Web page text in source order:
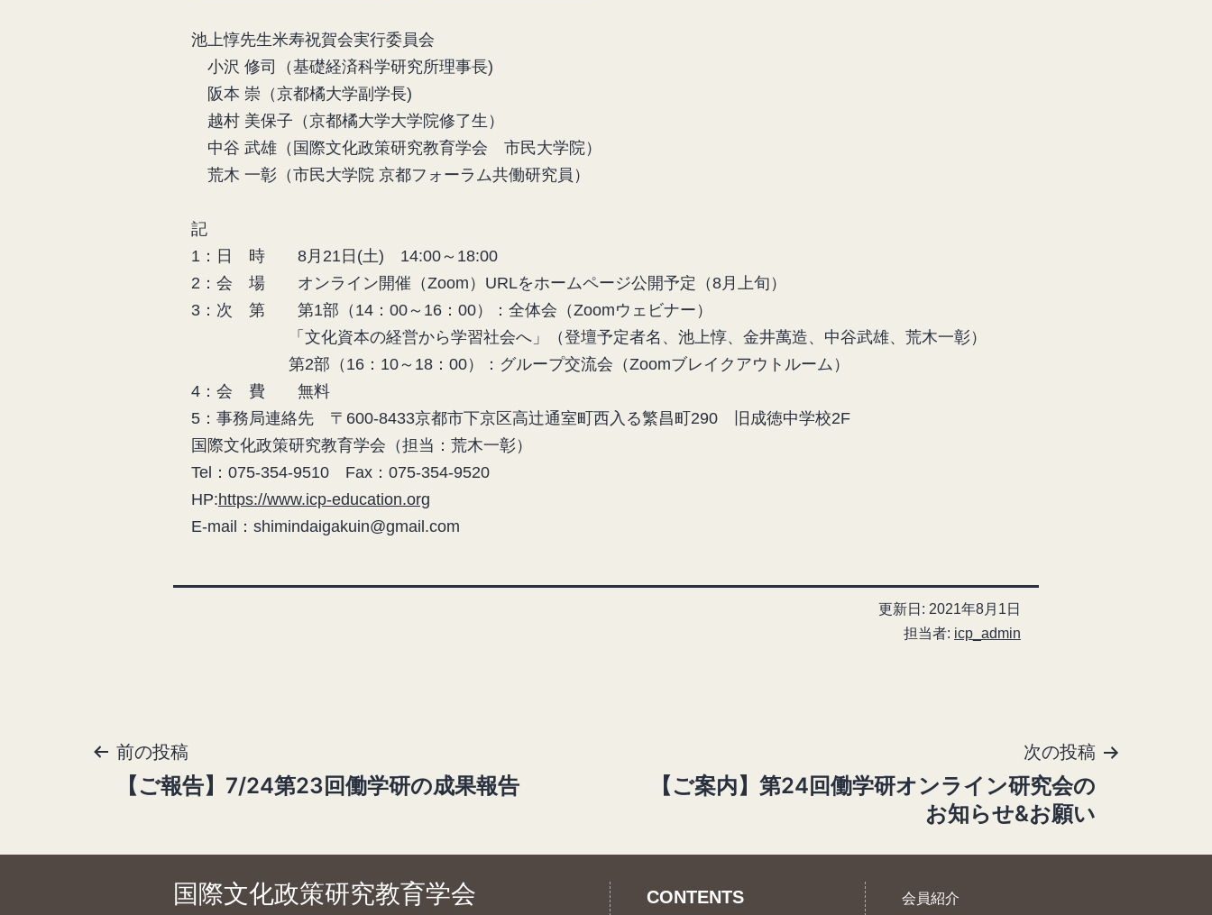
池上惇先生米寿祝賀会実行委員会
小沢 修司（基礎経済科学研究所理事長)
阪本 崇（京都橘大学副学長)
越村 美保子（京都橘大学大学院修了生）
中谷 武雄（国際文化政策研究教育学会 市民大学院）
荒木 一彰（市民大学院 京都フォーラム共働研究員）
記
1：日 時 8月21日(土) 14:00～18:00
2：会 場 オンライン開催（Zoom）URLをホームページ公開予定（8月上旬）
3：次 第 第1部（14：00～16：00）：全体会（Zoomウェビナー）
「文化資本の経営から学習社会へ」（登壇予定者名、池上惇、金井萬造、中谷武雄、荒木一彰）
第2部（16：10～18：00）：グループ交流会（Zoomブレイクアウトルーム）
4：会 費 無料
5：事務局連絡先 〒600-8433京都市下京区高辻通室町西入る繁昌町290 旧成徳中学校2F
国際文化政策研究教育学会（担当：荒木一彰）
Tel：075-354-9510 Fax：075-354-9520
HP:https://www.icp-education.org
E-mail：shimindaigakuin@gmail.com
更新日: 2021年8月1日
担当者: icp_admin
投
ビ
前の投稿
【ご報告】7/24第23回働学研の成果報告
次の投稿
【ご案内】第24回働学研オンライン研究会の
お知らせ&お願い
国際文化政策研究教育学会 CONTENTS 会員紹介